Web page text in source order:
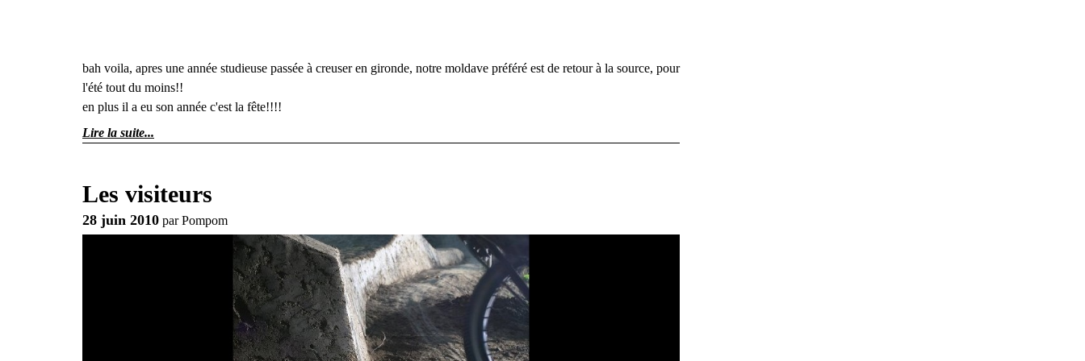
bah voila, apres une année studieuse passée à creuser en gironde, notre moldave préféré est de retour à la source, pour
l'été tout du moins!!
en plus il a eu son année c'est la fête!!!!
Lire la suite
Les visiteurs
28 juin 2010 parPompom